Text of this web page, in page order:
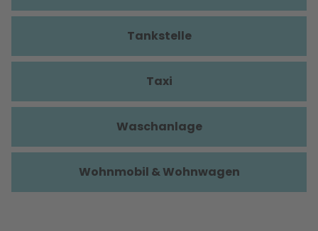
Tankstelle
Taxi
Waschanlage
Wohnmobil & Wohnwagen